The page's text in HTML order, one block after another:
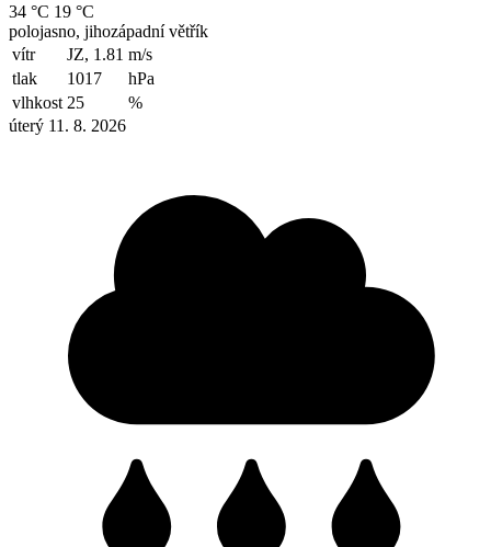
34 °C 19 °C
polojasno, jihozápadní větřík
vítr
JZ, 1.81 m/s
tlak
1017
hPa
vlhkost 25
%
úterý 11. 8. 2026